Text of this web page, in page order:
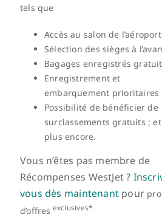
tels que
Accès au salon de
Sélection des sièges à
Bagages enregistrés
Enregistrement et
embarquement prioritaires
Possibilité de bénéficier de
surclassements gratuits ; et
plus encore.
Vous n’êtes pas membre de
Récompenses WestJet ?
vous dès maintenant pour
d’offres exclusives*.